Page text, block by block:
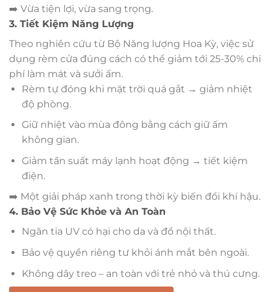
➡️ Vừa tiện lợi, vừa sang trọng.
3. Tiết Kiệm Năng Lượng
Theo nghiên cứu từ Bộ Năng lượng Hoa Kỳ, việc sử
dụng rèm cửa đúng cách có thể giảm tới 25-30% chi
phí làm mát và sưởi ấm.
Rèm tự đóng khi mặt trời quá gắt → giảm nhiệt
độ phòng.
Giữ nhiệt vào mùa đông bằng cách giữ ấm
không gian.
Giảm tần suất máy lạnh hoạt động → tiết kiệm
điện.
➡️ Một giải pháp xanh trong thời kỳ biến đổi khí hậu.
4. Bảo Vệ Sức Khỏe và An Toàn
Ngăn tia UV có hại cho da và đồ nội thất.
Bảo vệ quyền riêng tư khỏi ánh mắt bên ngoài.
Không dây treo – an toàn với trẻ nhỏ và thú cưng.